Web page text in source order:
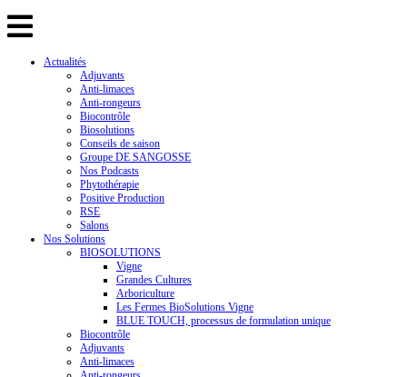
Actualités
Adjuvants
Anti-limaces
Anti-rongeurs
Biocontrôle
Biosolutions
Conseils de saison
Groupe DE SANGOSSE
Nos Podcasts
Phytothérapie
Positive Production
RSE
Salons
Nos Solutions
BIOSOLUTIONS
Vigne
Grandes Cultures
Arboriculture
Les Fermes BioSolutions Vigne
BLUE TOUCH, processus de formulation unique
Biocontrôle
Adjuvants
Anti-limaces